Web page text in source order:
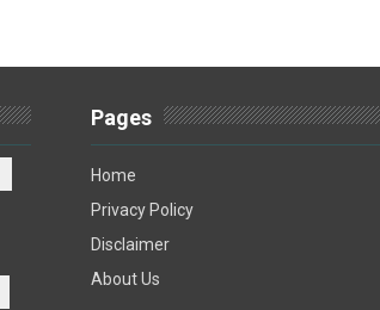
Pages
Home
Privacy Policy
Disclaimer
About Us